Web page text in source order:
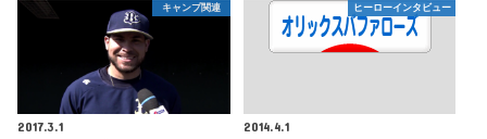
キャンプ関連
2017.3.1
ヒーローインタビュー
2014.4.1